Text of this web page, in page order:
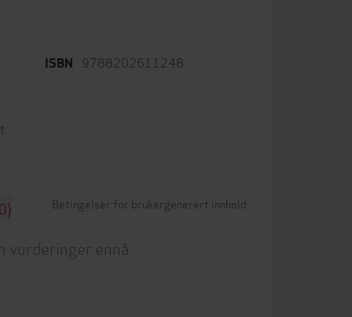
ISBN 9788202611248
Betingelser for brukergenerert innhold
vurderinger ennå